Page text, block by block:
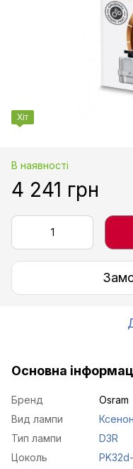
Хіт
В наявності
4 241 грн
Основна
Бренд
Osram
Вид лампи
Тип лампи
D3R
Цоколь